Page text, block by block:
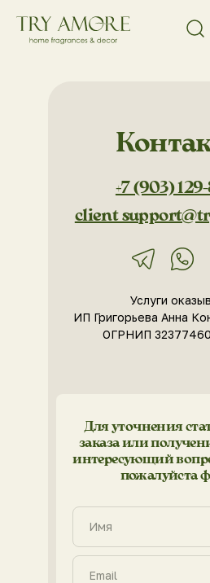
Услуги
ИП Григорьева Анна
ОГРНИП
+7 (903)
Для уточнения
заказа или
интересующий
пожалуйста
Имя
Email